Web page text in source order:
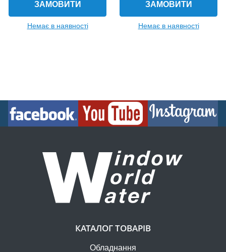
ЗАМОВИТИ
Немає в наявності
ЗАМОВИТИ
Немає в наявності
КАТАЛОГ ТОВАРІВ
Обладнання